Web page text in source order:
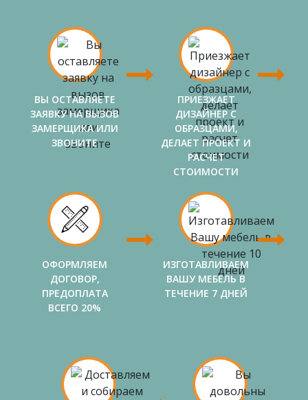
ВЫ ОСТАВЛЯЕТЕ
ЗАЯВКУ НА ВЫЗОВ
ЗАМЕРЩИКА ИЛИ
ЗВОНИТЕ
ПРИЕЗЖАЕТ
ДИЗАЙНЕР С
ОБРАЗЦАМИ,
ДЕЛАЕТ ПРОЕКТ И
РАСЧЕТ
СТОИМОСТИ
ОФОРМЛЯЕМ
ДОГОВОР,
ПРЕДОПЛАТА
ВСЕГО 20%
ИЗГОТАВЛИВАЕМ
ВАШУ МЕБЕЛЬ В
ТЕЧЕНИЕ 7 ДНЕЙ